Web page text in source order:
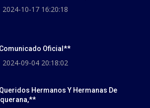
2024-10-17 16:20:18
Oficial**
2024-09-04 20:18:02
Hermanos Y Hermanas De